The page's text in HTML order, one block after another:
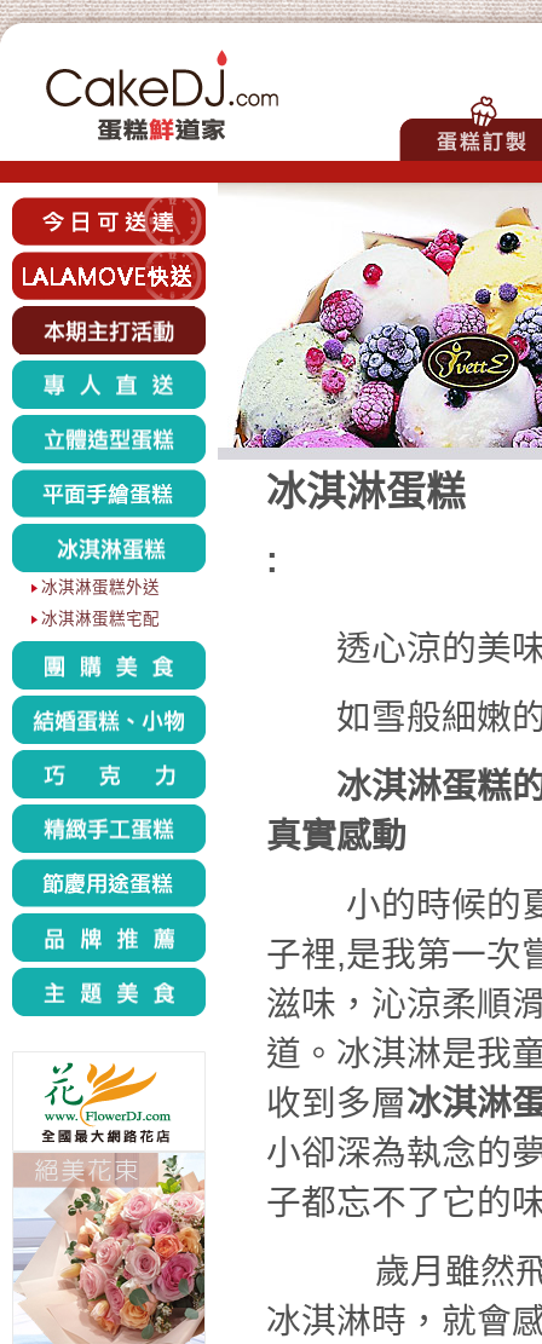
冰淇淋蛋糕外送
冰淇淋蛋糕宅配
冰淇淋蛋糕
:
透心涼的美味
如雪般細嫩的
冰淇淋蛋糕
真實感動
小的時候的夏
子裡,是我第一次
滋味，沁涼柔順
道。冰淇淋是我
收到多層冰淇淋
小卻深為執念的
子都忘不了它的
歲月雖然飛
冰淇淋時，就會